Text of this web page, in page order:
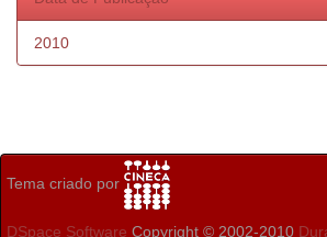
2010
Tema criado por
DSpace Software Copyright © 2002-2010